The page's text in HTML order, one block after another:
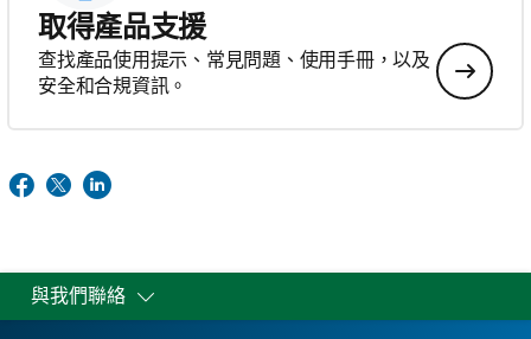
取得產品支援
查找產品使用提示、常見問題、使用手冊，以及
安全和合規資訊。
與我們聯絡